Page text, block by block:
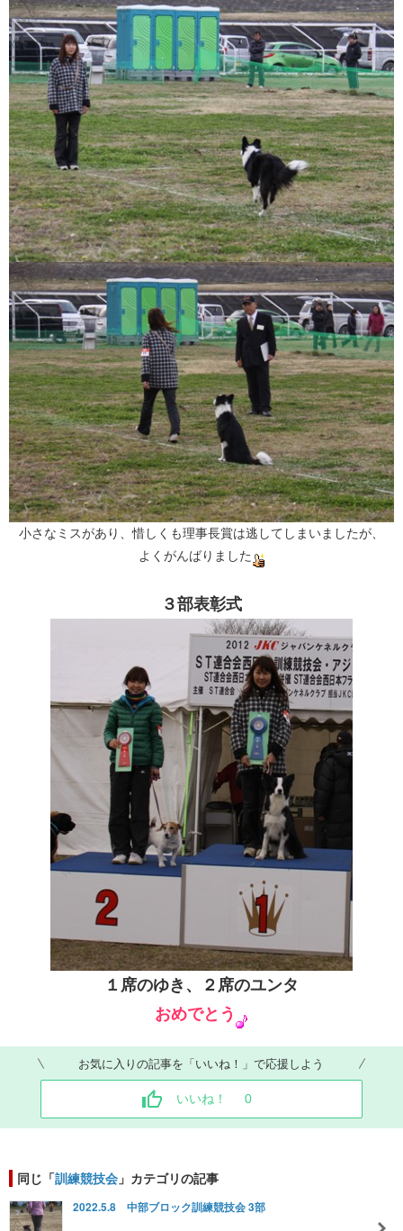
小さなミスがあり、惜しくも理事長賞は逃してしまいましたが、
よくがんばりました
３部表彰式
１席のゆき、２席のユンタ
おめでとう
お気に入りの記事を「いいね！」で応援しよう
いいね！ 0
同じ「訓練競技会 」カテゴリの記事
2022.5.8 中部ブロック訓練競技会 3部